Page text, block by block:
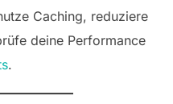
Caching, reduziere
deine Performance
.